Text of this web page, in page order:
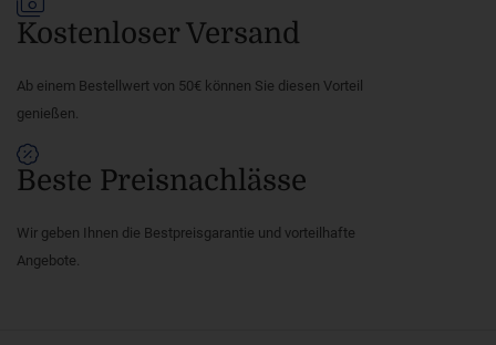
Kostenloser Versand
Ab einem Bestellwert von 50€ können Sie diesen Vorteil
genießen.
Beste Preisnachlässe
Wir geben Ihnen die Bestpreisgarantie und vorteilhafte
Angebote.